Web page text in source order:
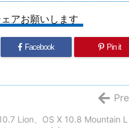
アお願いします
Facebook Pin it
Lion、OS X 10.8 Mountain L